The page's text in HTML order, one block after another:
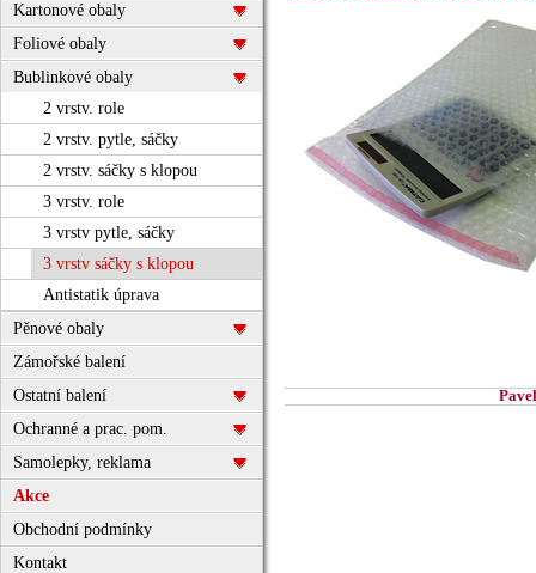
Kartonové obaly
Foliové obaly
Bublinkové obaly
2 vrstv. role
2 vrstv. pytle, sáčky
2 vrstv. sáčky s klopou
3 vrstv. role
3 vrstv pytle, sáčky
3 vrstv sáčky s klopou
Antistatik úprava
Pěnové obaly
Zámořské balení
Ostatní balení
Ochranné a prac. pom.
Samolepky, reklama
Akce
Obchodní podmínky
Kontakt